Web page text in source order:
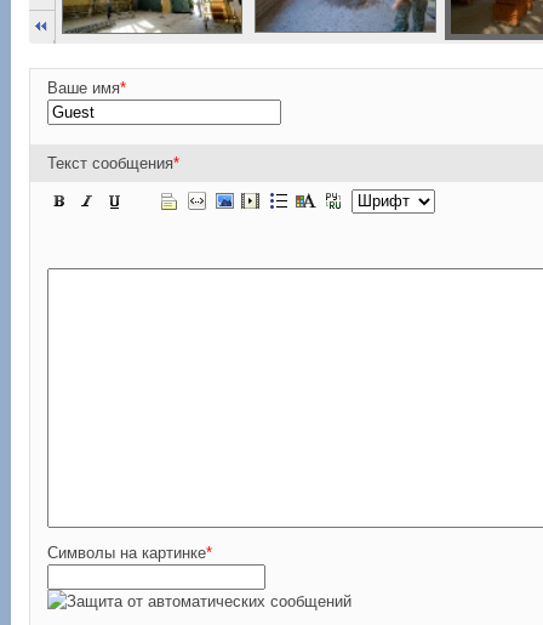
Ваше имя*
Текст сообщения*
Символы на картинке*